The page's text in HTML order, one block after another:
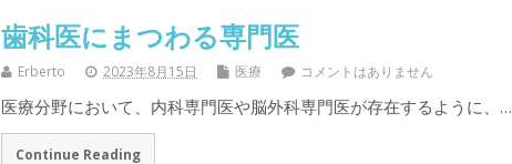
歯科医にまつわる専門医
Erberto 2023年8月15日 医療 コメントはありません
医療分野において、内科専門医や脳外科専門医が存在するように、…
Continue Reading